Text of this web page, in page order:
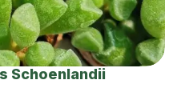
Schoenlandii